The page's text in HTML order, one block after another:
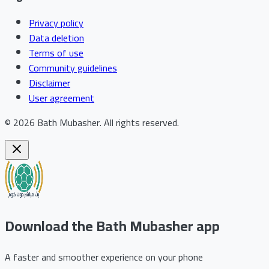
Privacy policy
Data deletion
Terms of use
Community guidelines
Disclaimer
User agreement
© 2026 Bath Mubasher.All rights reserved.
Download the Bath Mubasher app
A faster and smoother experience on your phone